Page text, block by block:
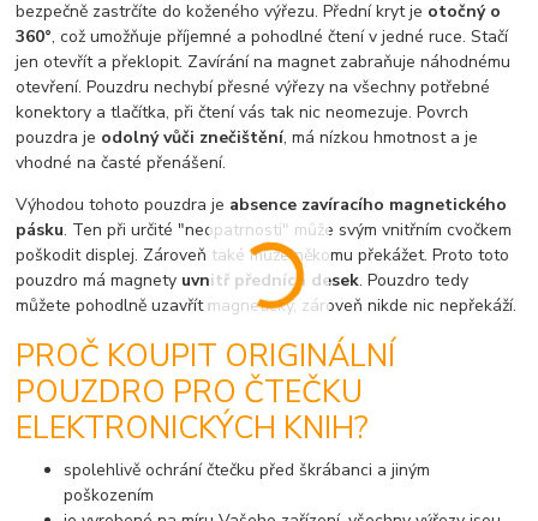
bezpečně zastrčíte do koženého výřezu. Přední kryt je otočný o
360°, což umožňuje příjemné a pohodlné čtení v jedné ruce. Stačí
jen otevřít a překlopit. Zavírání na magnet zabraňuje náhodnému
otevření. Pouzdru nechybí přesné výřezy na všechny potřebné
konektory a tlačítka, při čtení vás tak nic neomezuje. Povrch
pouzdra je odolný vůči znečištění, má nízkou hmotnost a je
vhodné na časté přenášení.
Výhodou tohoto pouzdra je absence zavíracího magnetického
pásku. Ten při určité "neopatrnosti" může svým vnitřním cvočkem
poškodit displej. Zároveň také může někomu překážet. Proto toto
pouzdro má magnety uvnitř předních desek. Pouzdro tedy
můžete pohodlně uzavřít magneticky, zároveň nikde nic nepřekáží.
PROČ KOUPIT ORIGINÁLNÍ
POUZDRO PRO ČTEČKU
ELEKTRONICKÝCH KNIH?
spolehlivě ochrání čtečku před škrábanci a jiným
poškozením